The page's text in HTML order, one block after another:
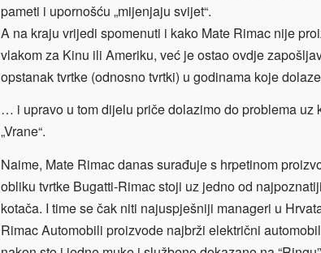
pameti i upornošću „mijenjaju svijet“.
A na kraju vrijedi spomenuti i kako Mate Rimac nije
vlakom za Kinu ili Ameriku, već je ostao ovdje
opstanak tvrtke (odnosno tvrtki) u godinama koje
… i upravo u tom dijelu priče dolazimo do problema uz
„Vrane“.
Naime, Mate Rimac danas surađuje s hrpetinom
obliku tvrtke Bugatti-Rimac stoji uz jedno od
kotača. I time se čak niti najuspješniji manageri u
Rimac Automobili proizvode najbrži električni